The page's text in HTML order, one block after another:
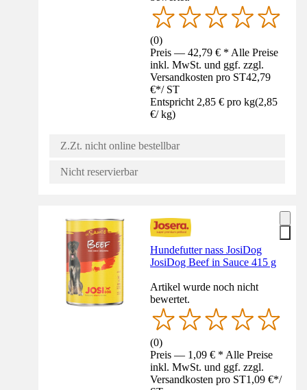
(0)
Preis — 42,79 € * Alle Preise
inkl. MwSt. und ggf. zzgl.
Versandkosten pro ST42,79
€*/ ST
Entspricht 2,85 € pro kg(2,85
€/ kg)
Z.Zt. nicht online bestellbar
Nicht reservierbar
Hundefutter nass JosiDog
JosiDog Beef in Sauce 415 g
Artikel wurde noch nicht
bewertet.
(0)
Preis — 1,09 € * Alle Preise
inkl. MwSt. und ggf. zzgl.
Versandkosten pro ST1,09 €*/